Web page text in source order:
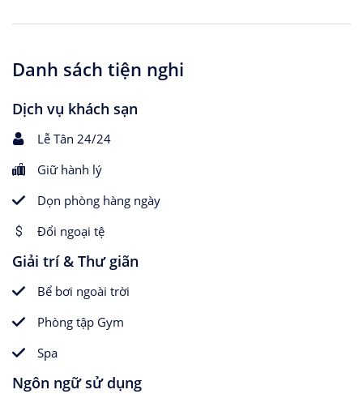
Danh sách tiện nghi
Dịch vụ khách sạn
Lễ Tân 24/24
Giữ hành lý
Dọn phòng hàng ngày
Đổi ngoại tệ
Giải trí & Thư giãn
Bể bơi ngoài trời
Phòng tập Gym
Spa
Ngôn ngữ sử dụng